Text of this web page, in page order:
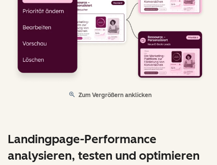
Zum Vergrößern anklicken
Landingpage-Performance
analysieren, testen und optimieren